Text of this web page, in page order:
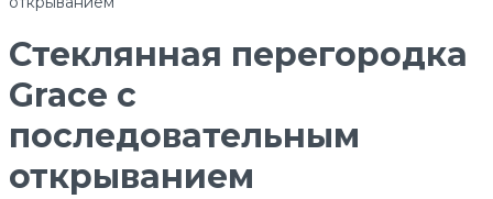
Стеклянная перегородка
Grace с
последовательным
открыванием